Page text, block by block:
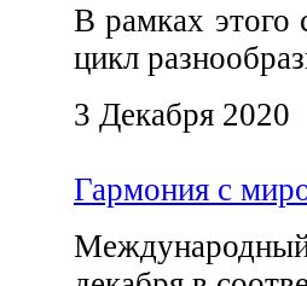
В рамках
цикл
3 Декабря 2020
Гармония с
Международный